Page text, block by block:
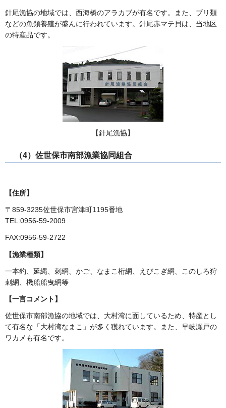
針尾漁協の地域では、西海橋のアラカブが有名です。また、ブリ類
などの魚類養殖が盛んに行われています。針尾赤マテ貝は、当地区
の特産品です。
【針尾漁協】
（4）佐世保市南部漁業協同組合
【住所】
〒859-3235佐世保市宮津町1195番地
TEL:0956-59-2009
FAX:0956-59-2722
【漁業種類】
一本釣、延縄、刺網、かご、なまこ桁網、えびこぎ網、このしろ狩
刺網、機船船曳網等
【一言コメント】
佐世保市南部漁協の地域では、大村湾に面しているため、特産とし
て有名な「大村湾なまこ」が多く獲れています。また、早岐瀬戸の
ワカメも有名です。